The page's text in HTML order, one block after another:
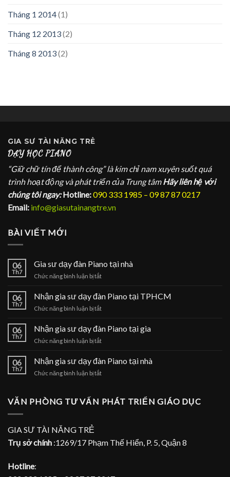
Tháng 1 2014(1)
Tháng 12 2013(2)
Tháng 8 2013(2)
GIA SƯ TÀI NĂNG TRẺ
DẠY HỌC PIANO
“Giữ chữ tín để thành công” là kim chỉ nam xuyên suốt quá
trình hoạt động và phát triển của Trung tâm Hãy liên hệ với
chúng tôi ngay: Hotline:090 333 1985 – 09 87 87 0217
Email: info@giasutainangtre.vn
BÀI VIẾT MỚI
06
Th7
Gia sư dạy đàn Piano tại nhà
Chức năng bình luận bị tắtở
đàn
tại
06
Th7
Nhận gia sư dạy đàn Piano tại TPHCM
Chức năng bình luận bị tắtở
gia
dạy
Piano
06
Th7
Nhận gia sư dạy đàn Piano tại gia
Chức năng bình luận bị tắtở
gia
dạy
tại
06
Th7
Nhận gia sư dạy đàn Piano tại nhà
Chức năng bình luận bị tắtở
sư
nhà
VĂN PHÒNG TƯ VẤN PHÁT TRIỂN GIÁO DỤC
GIA SƯ TÀI NĂNG TRẺ
Trụ sở chính :1269/17 Phạm Thế Hiển, P. 5, Quận 8
Hotline: